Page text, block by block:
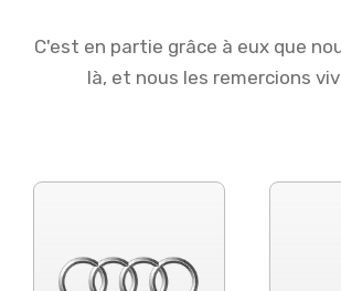
C'est en partie grâce à eux que
là, et nous les remercions